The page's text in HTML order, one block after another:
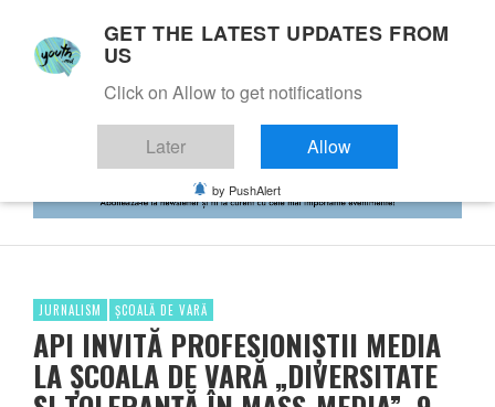
JURNALISM ȘCOALĂ DE VARĂ
API INVITĂ PROFESIONIȘTII MEDIA
LA ȘCOALA DE VARĂ „DIVERSITATE
GET THE LATEST UPDATES FROM
US
Click on Allow to get notifications
Later Allow
by PushAlert